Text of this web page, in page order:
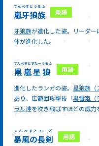
嵐牙狼族
てんぺすとうるふ
牙狼族が進化した姿。リーダー
体が進化した。
黒嵐星狼
てんぺすとすたーうるふ
進化したランガの姿。 星狼族（
あり、広範囲攻撃技「黒雷嵐（
ラル達を吹き飛ばすほどの威力
暴風の長剣
てんぺすとそーど